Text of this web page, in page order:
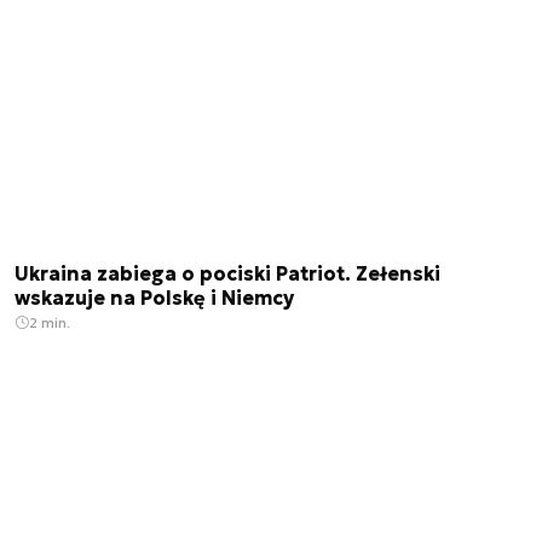
Ukraina zabiega o pociski Patriot. Zełenski
wskazuje na Polskę i Niemcy
2 min.